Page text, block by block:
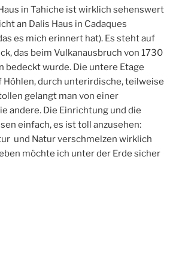
in Tahiche ist wirklich sehenswert
an Dalis Haus in Cadaques
es mich erinnert hat). Es steht auf
das beim Vulkanausbruch von 1730
bedeckt wurde. Die untere Etage
Höhlen, durch unterirdische, teilweise
gelangt man von einer
andere. Die Einrichtung und die
einfach, es ist toll anzusehen:
und Natur verschmelzen wirklich
möchte ich unter der Erde sicher